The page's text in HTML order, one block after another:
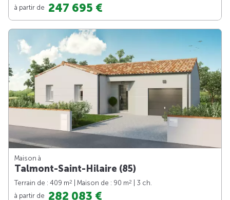
à partir de 247 695 €
Maison à
Talmont-Saint-Hilaire (85)
Terrain de : 409 m2 | Maison de : 90 m2
| 3 ch.
à partir de 282 083 €